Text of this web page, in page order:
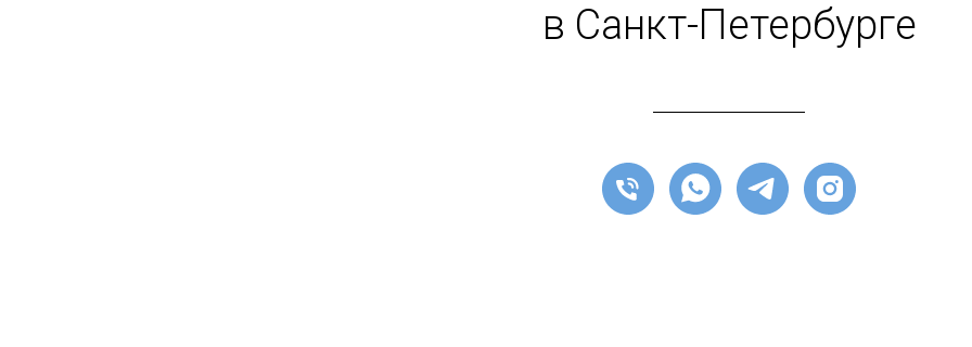
в Санкт-Петербурге